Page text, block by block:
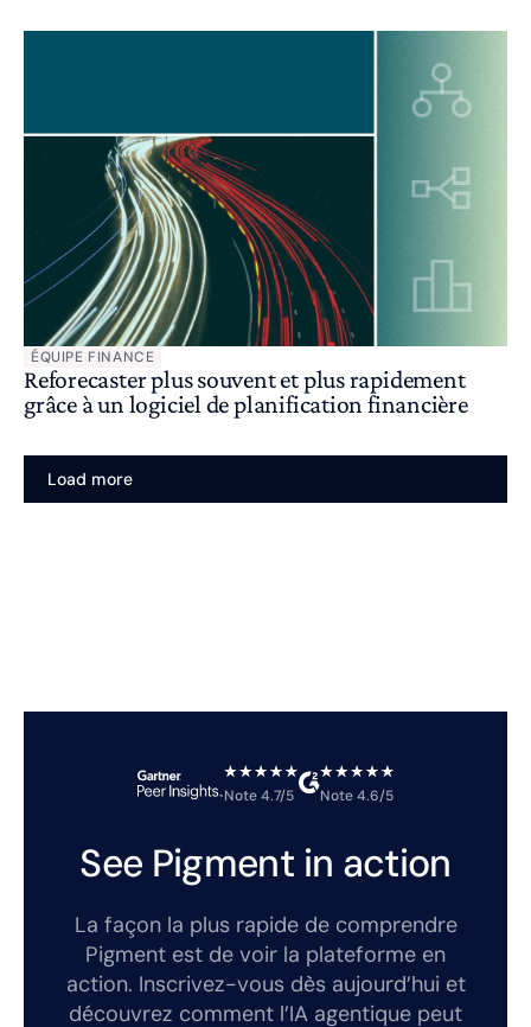
ÉQUIPE FINANCE
Reforecaster plus souvent et plus rapidement
grâce à un logiciel de planification financière
Load more
Note 4.7/5 Note 4.6/5
See Pigment in action
La façon la plus rapide de comprendre
Pigment est de voir la plateforme en
action. Inscrivez-vous dès aujourd’hui et
découvrez comment l’IA agentique peut